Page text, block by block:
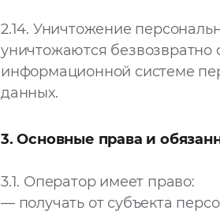
2.14. Уничтожение
уничтожаются
информационной системе
данных.
3. Основные права и
3.1. Оператор имеет право:
— получать от субъекта